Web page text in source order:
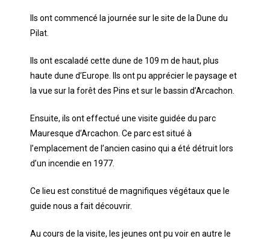
Ils ont commencé la journée sur le site de la Dune du
Pilat.
Ils ont escaladé cette dune de 109 m de haut, plus
haute dune d’Europe. Ils ont pu apprécier le paysage et
la vue sur la forêt des Pins et sur le bassin d’Arcachon.
Ensuite, ils ont effectué une visite guidée du parc
Mauresque d’Arcachon. Ce parc est situé à
l’emplacement de l’ancien casino qui a été détruit lors
d’un incendie en 1977.
Ce lieu est constitué de magnifiques végétaux que le
guide nous a fait découvrir.
Au cours de la visite, les jeunes ont pu voir en autre le